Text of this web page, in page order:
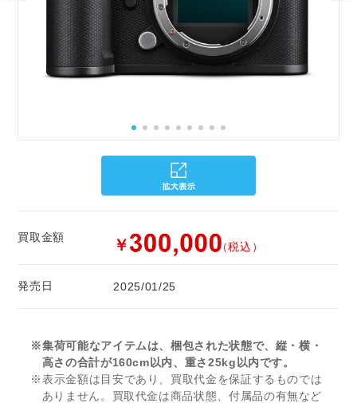
買取金額 ￥ （税込）
発売日 2025/01/25
※集荷可能なアイテムは、梱包された状態で、縦・横・
高さの合計が160cm以内、重さ25kg以内です。
※表示金額は目安であり、買取代金を保証するものでは
ありません。買取代金は商品状態、付属品の有無など